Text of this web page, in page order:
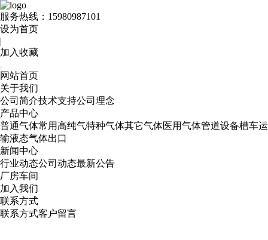
服务热线： 15980987101
设为首页
|
加入收藏
网站首页
关于我们
公司简介技术支持公司理念
产品中心
普通气体常用高纯气特种气体其它气体医用气体管道设备槽车运
输液态气体出口
新闻中心
行业动态公司动态最新公告
厂房车间
加入我们
联系方式
联系方式客户留言